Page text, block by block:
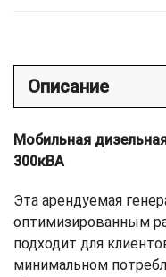
Описание
Мобильная
300кВА
Эта арендуемая
оптимизированным
подходит для
минимальном